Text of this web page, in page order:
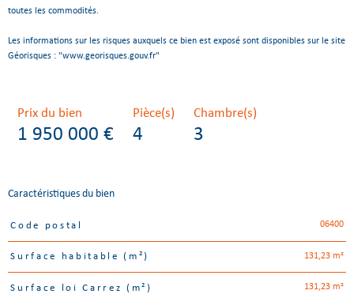
toutes les commodités.
Les informations sur les risques auxquels ce bien est exposé sont disponibles sur le site
Géorisques : "www.georisques.gouv.fr"
Prix du bien
1 950 000 €
Pièce(s)
4
Chambre(s)
3
Caractéristiques du bien
Caractéristiques
Code postal 06400
Surface habitable (m²) 131,23 m²
Surface loi Carrez (m²) 131,23 m²